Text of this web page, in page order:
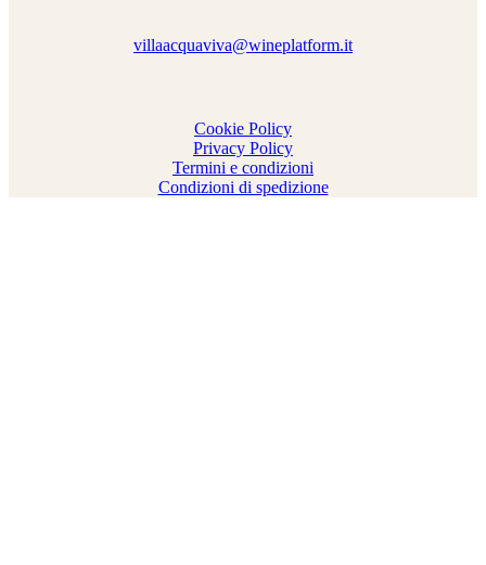
villaacquaviva@wineplatform.it
Cookie Policy
Privacy Policy
Termini e condizioni
Condizioni di spedizione